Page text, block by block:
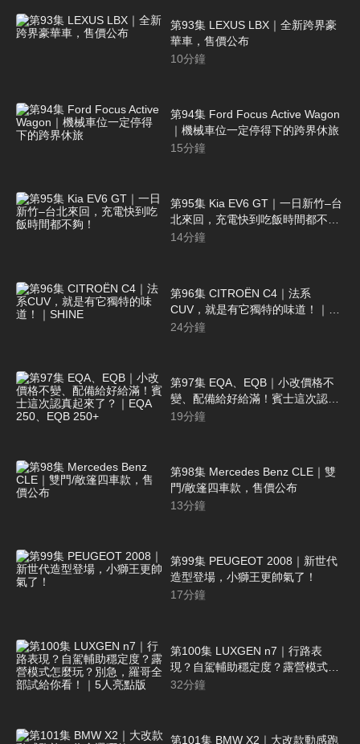
第93集 LEXUS LBX｜全新跨界豪
華車，售價公布
10分鐘
第94集 Ford Focus Active Wagon
｜機械車位一定停得下的跨界休旅
15分鐘
第95集 Kia EV6 GT｜一日新竹–台
北來回，充電快到吃飯時間都不
夠！
14分鐘
第96集 CITROËN C4｜法系
CUV，就是有它獨特的味道！｜
SHINE
24分鐘
第97集 EQA、EQB｜小改價格不
變、配備給好給滿！賓士這次認真
起來了？｜EQA 250、EQB 250+
19分鐘
第98集 Mercedes Benz CLE｜雙
門/敞篷四車款，售價公布
13分鐘
第99集 PEUGEOT 2008｜新世代
造型登場，小獅王更帥氣了！
17分鐘
第100集 LUXGEN n7｜行路表
現？自駕輔助穩定度？露營模式怎
麼玩？別急，羅哥全部試給你看！
32分鐘
第101集 BMW X2｜大改款動感跑